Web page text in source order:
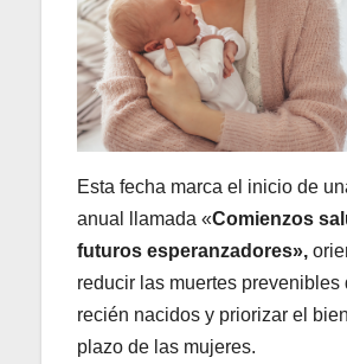
Esta fecha marca el inicio de
anual llamada «Comienzos
futuros esperanzadores»,
reducir las muertes prevenibles
recién nacidos y priorizar el
plazo de las mujeres.